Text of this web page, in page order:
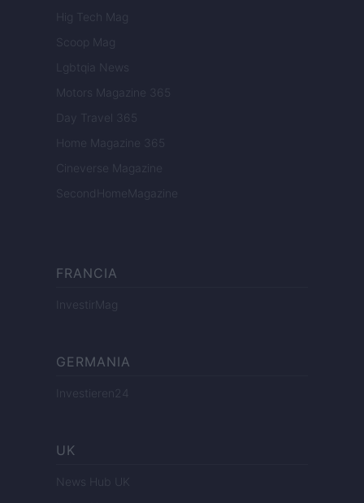
Hig Tech Mag
Scoop Mag
Lgbtqia News
Motors Magazine 365
Day Travel 365
Home Magazine 365
Cineverse Magazine
SecondHomeMagazine
FRANCIA
InvestirMag
GERMANIA
Investieren24
UK
News Hub UK